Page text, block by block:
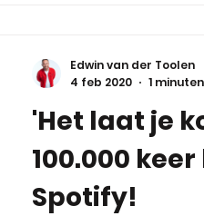
'Het laat je
100.000
Spotify!
Edwin van der Toolen
4 feb 2020
1